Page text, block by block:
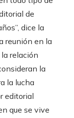
de
dice la
reunión en la
la relación
la
la lucha
editorial
que se vive